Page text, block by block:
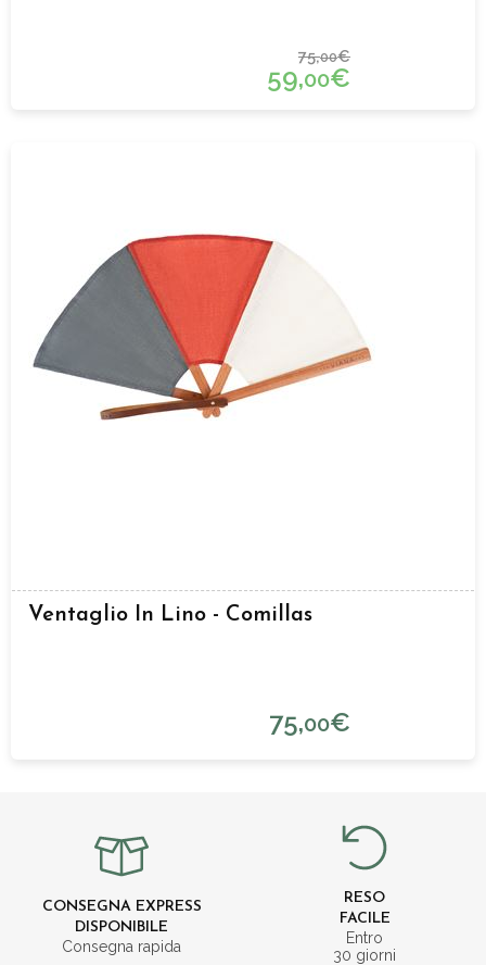
75,00€
59,00€
Ventaglio In Lino - Comillas
75,00€
CONSEGNA EXPRESS
DISPONIBILE
Consegna rapida
RESO
FACILE
Entro
30 giorni